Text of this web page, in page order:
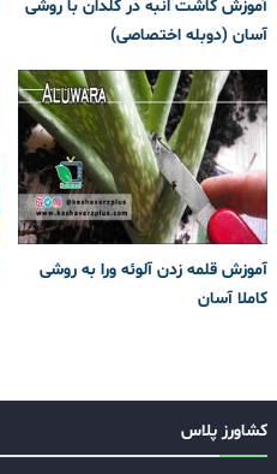
آموزش کاشت انبه در گلدان با روشی
آسان (دوبله اختصاصی)
آموزش قلمه زدن آلوئه ورا به روشی
کاملا آسان
کشاورز پلاس